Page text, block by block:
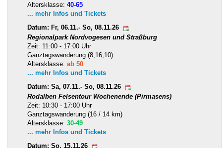
Altersklasse: 40-65
... mehr Infos und Tickets
Datum: Fr, 06.11.- So, 08.11.26
Regionalpark Nordvogesen und Straßburg
Zeit: 11:00 - 17:00 Uhr
Ganztagswanderung (8,16,10)
Altersklasse: ab 50
... mehr Infos und Tickets
Datum: Sa, 07.11.- So, 08.11.26
Rodalben Felsentour Wochenende (Pirmasens)
Zeit: 10:30 - 17:00 Uhr
Ganztagswanderung (16 / 14 km)
Altersklasse: 30-49
... mehr Infos und Tickets
Datum: So, 15.11.26